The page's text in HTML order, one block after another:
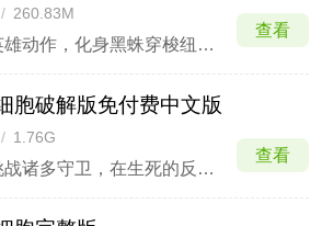
/ 260.83M
超级英雄动作，化身黑蛛穿梭纽约高楼。
查看
胞破解版免付费中文版
/ 1.76G
一路挑战诸多守卫，在生死的反复轮回中探索
查看